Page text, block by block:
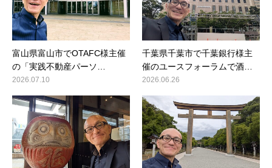
富山県富山市でOTAFC様主催
の「実践不動産パーソ…
2026.07.10
千葉県千葉市で千葉銀行様主
催のユースフォーラムで酒…
2026.06.26